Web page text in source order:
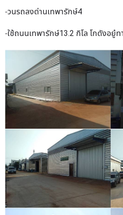
-วนรถลงด่านเทพารักษ์4
-ใช้ถนนเทพารักษ์13.2 กิโล โกดังอยู๋